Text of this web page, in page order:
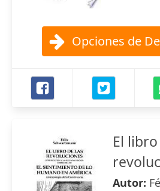
Opciones de
El
Autor: